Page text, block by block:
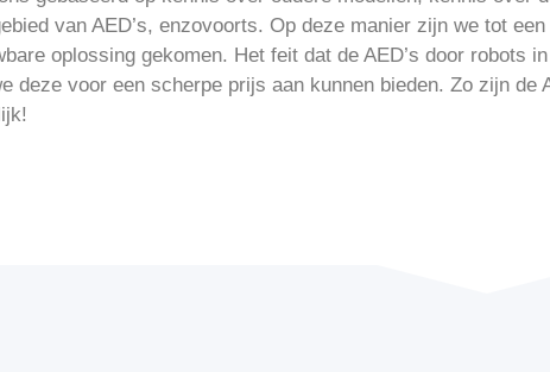
van AED’s, enzovoorts. Op deze manier zijn we tot
oplossing gekomen. Het feit dat de AED’s door robots
deze voor een scherpe prijs aan kunnen bieden. Zo zijn de